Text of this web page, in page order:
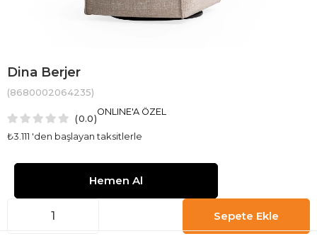
Dina Berjer
(8680002064235)
0.0
₺3.111 'den başlayan taksitlerle
ONLINE'A ÖZEL